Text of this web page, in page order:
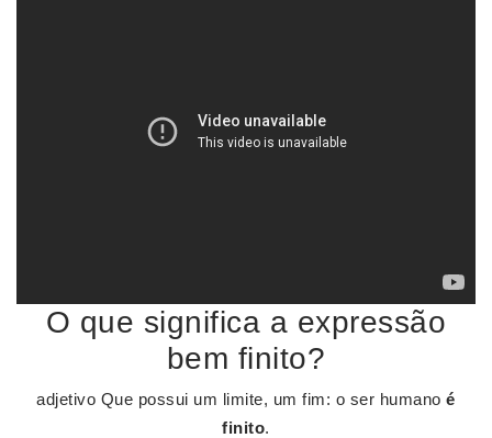
O que significa a expressão
bem finito?
adjetivo Que possui um limite, um fim: o ser humanoé
finito.